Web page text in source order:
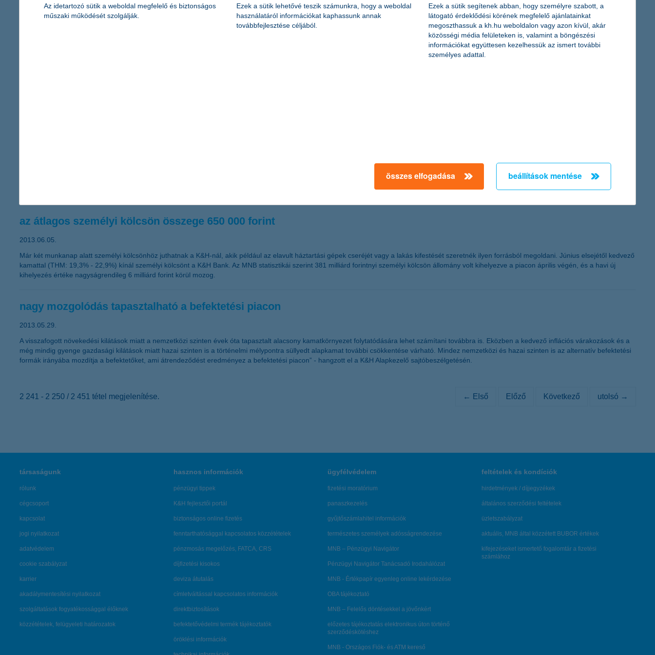
„Az amerikai fogyasztói bizalmi index ötéves csúcspontja részben annak köszönhető, hogy a lakosság 2007 óta nem volt annyira optimista a részvénypiaccal szemben, mint jelenleg. Ez előre láthatóan
a részvény típusú befektetések iráni érdeklődés fokozódását fogja eredményezni, ami várhatóan hozzánk is hamarosan begyűrűzik” - nyilatkozta Horváth István, a K&H Alapkezelő befektetési
Egy társasház biztosításakor a lakók általában igyekeznek egy legolcsóbb alapszolgáltatást választani, pedig ha baj történik, biztosítás esetén jelentős költségeket vállal át a biztosító. A lakók
ugyanakkor nem mindig vannak azzal tisztában, mire terjed ki pontosan a társasház szerződése. A K&H Biztosító szakértője ezzel kapcsolatban ad hasznos tanácsokat.
az átlagos személyi kölcsön összege 650 000 forint
2013.06.05.
Már két munkanap alatt személyi kölcsönhöz juthatnak a K&H-nál, akik például az elavult háztartási gépek cseréjét vagy a lakás kifestését szeretnék ilyen forrásból megoldani. Június elsejétől kedvező
kamattal (THM: 19,3% - 22,9%) kínál személyi kölcsönt a K&H Bank. Az MNB statisztikái szerint 381 milliárd forintnyi személyi kölcsön állomány volt kihelyezve a piacon április végén, és a havi új
kihelyezés értéke nagyságrendileg 6 milliárd forint körül mozog.
nagy mozgolódás tapasztalható a befektetési piacon
2013.05.29.
A visszafogott növekedési kilátások miatt a nemzetközi szinten évek óta tapasztalt alacsony kamatkörnyezet folytatódására lehet számítani továbbra is. Eközben a kedvező inflációs várakozások és a
még mindig gyenge gazdasági kilátások miatt hazai szinten is a történelmi mélypontra süllyedt alapkamat további csökkentése várható. Mindez nemzetközi és hazai szinten is az alternatív befektetési
formák irányába mozdítja a befektetőket, ami átrendeződést eredményez a befektetési piacon” - hangzott el a K&H Alapkezelő sajtóbeszélgetésén.
2 241 - 2 250 / 2 451 tétel megjelenítése. ← Első Előző Következő utolsó →
társaságunk
rólunk
cégcsoport
kapcsolat
jogi nyilatkozat
adatvédelem
cookie szabályzat
karrier
akadálymentesítési nyilatkozat
szolgáltatások fogyatékossággal élőknek
közzétételek, felügyeleti határozatok
hasznos információk
pénzügyi tippek
K&H fejlesztői portál
biztonságos online fizetés
fenntarthatósággal kapcsolatos közzétételek
pénzmosás megelőzés, FATCA, CRS
díjfizetési kisokos
deviza átutalás
címletváltással kapcsolatos információk
direktbiztosítások
befektetővédelmi termék tájékoztatók
öröklési információk
ügyfélvédelem
fizetési moratórium
panaszkezelés
gyűjtőszámlahitel információk
természetes személyek adósságrendezése
MNB – Pénzügyi Navigátor
Pénzügyi Navigátor Tanácsadó Irodahálózat
MNB - Értékpapír egyenleg online lekérdezése
OBA tájékoztató
MNB – Felelős döntésekkel a jövőnkért
előzetes tájékoztatás elektronikus úton történő
szerződéskötéshez
MNB - Országos Fiók- és ATM kereső
feltételek és kondíciók
hirdetmények / díjjegyzékek
általános szerződési feltételek
üzletszabályzat
aktuális, MNB által közzétett BUBOR értékek
kifejezéseket ismertető fogalomtár a fizetési
számlához
Az idetartozó sütik a weboldal megfelelő és biztonságos
műszaki működését szolgálják.
Ezek a sütik lehetővé teszik számunkra, hogy a weboldal
használatáról információkat kaphassunk annak
továbbfejlesztése céljából.
Ezek a sütik segítenek abban, hogy személyre szabott, a
látogató érdeklődési körének megfelelő ajánlatainkat
megoszthassuk a kh.hu weboldalon vagy azon kívül, akár
közösségi média felületeken is, valamint a böngészési
információkat együttesen kezelhessük az ismert további
személyes adattal.
összes elfogadása beállítások mentése